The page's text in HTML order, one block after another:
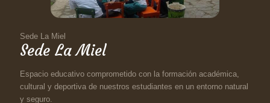
Sede La Miel
Sede La Miel
Espacio educativo comprometido con la formación académica,
cultural y deportiva de nuestros estudiantes en un entorno natural
y seguro.